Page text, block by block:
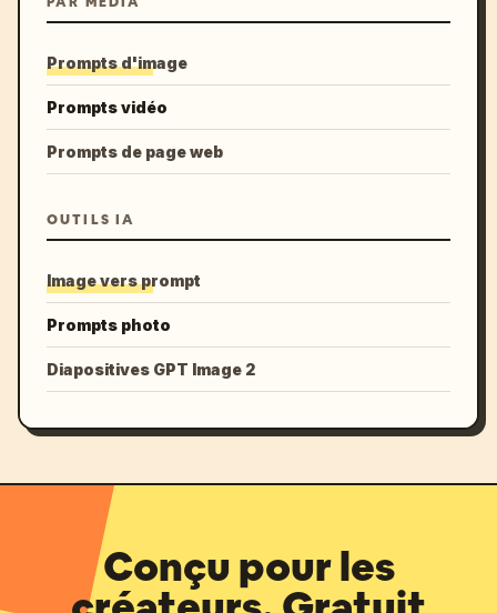
Prompts d'image
Prompts vidéo
Prompts de page web
OUTILS IA
Image vers prompt
Prompts photo
Diapositives GPT Image 2
Conçu pour les